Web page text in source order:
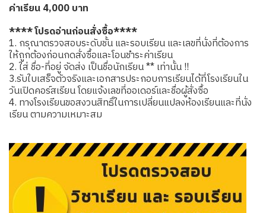
ค่าเรียน 4,000 บาท
**** โปรดอ่านก่อนสั่งซื้อ****
1. กรุณาตรวจสอบระดับชั้น และรอบเรียน และเลขที่นั่งที่ต้องการ
ให้ถูกต้องก่อนกดสั่งซื้อและโอนชำระค่าเรียน
2. ใส่ ชื่อ-ที่อยู่ จัดส่ง เป็นชื่อนักเรียน ** เท่านั้น !!
3.รับใบเสร็จตัวจริงและเอกสารประกอบการเรียนได้ที่โรงเรียนใน
วันเปิดคอร์สเรียน โดยแจ้งเลขที่ออเดอร์และชื่อผู้สั่งซื้อ
4. ทางโรงเรียนขอสงวนสิทธิ์ในการเปลี่ยนแปลงห้องเรียนและที่นั่ง
เรียน ตามความเหมาะสม